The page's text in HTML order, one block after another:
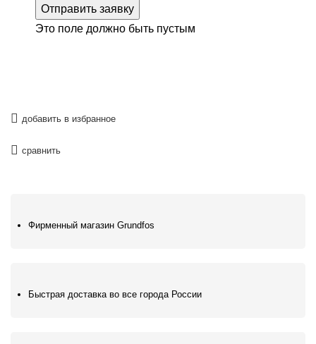
Отправить заявку
Это поле должно быть пустым
добавить в избранное
сравнить
Фирменный магазин Grundfos
Быстрая доставка во все города России